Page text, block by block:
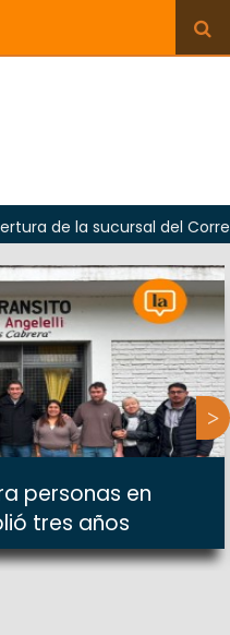
sucursal del Correo
personas en
tres años